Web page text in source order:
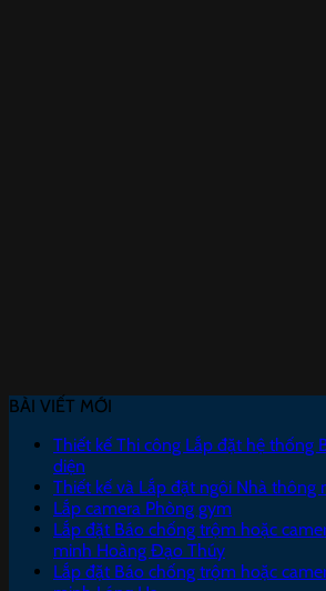
BÀI VIẾT MỚI
Thiết kế Thi công Lắp đặt hệ thống
diện
Thiết kế và Lắp đặt ngôi Nhà thông
Lắp camera Phòng gym
Lắp đặt Báo chống trộm hoặc
minh Hoàng Đạo Thúy
Lắp đặt Báo chống trộm hoặc